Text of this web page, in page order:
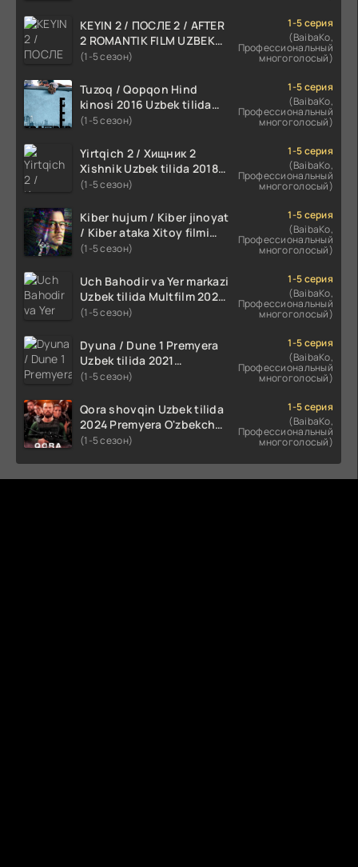
KEYIN 2 / ПОСЛЕ 2 / AFTER
2 ROMANTIK FILM UZBEK
TILIDA 2020 TARJIMA FILM
(1-5 сезон)
1-5 серия
(BaibaKo,
Профессиональный
многоголосый)
Tuzoq / Qopqon Hind
kinosi 2016 Uzbek tilida
tarjima film HD
(1-5 сезон)
1-5 серия
(BaibaKo,
Профессиональный
многоголосый)
Yirtqich 2 / Хищник 2
Xishnik Uzbek tilida 2018-
2024 O'zbekcha tarjima
(1-5 сезон)
1-5 серия
(BaibaKo,
Профессиональный
многоголосый)
Kiber hujum / Kiber jinoyat
/ Kiber ataka Xitoy filmi
Uzbek tilida O'zbekcha
HD skachat
(1-5 сезон)
1-5 серия
(BaibaKo,
Профессиональный
многоголосый)
Uch Bahodir va Yer markazi
Uzbek tilida Multfilm 2025
tarjima HD skachat
(1-5 сезон)
1-5 серия
(BaibaKo,
Профессиональный
многоголосый)
Dyuna / Dune 1 Premyera
Uzbek tilida 2021
O'zbekcha tarjima kino HD
(1-5 сезон)
1-5 серия
(BaibaKo,
Профессиональный
многоголосый)
Qora shovqin Uzbek tilida
2024 Premyera O'zbekcha
tarjima kino HD skachat
(1-5 сезон)
1-5 серия
(BaibaKo,
Профессиональный
многоголосый)